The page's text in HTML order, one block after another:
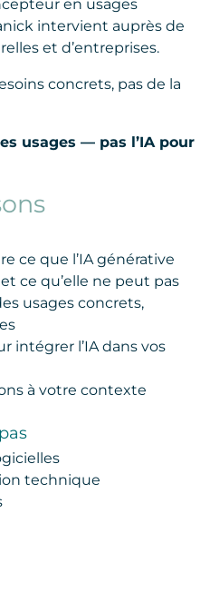
en usages
intervient auprès de
et d’entreprises.
concrets, pas de la
usages — pas l’IA pour
ce que l’IA générative
ce qu’elle ne peut pas
usages concrets,
intégrer l’IA dans vos
à votre contexte
technique